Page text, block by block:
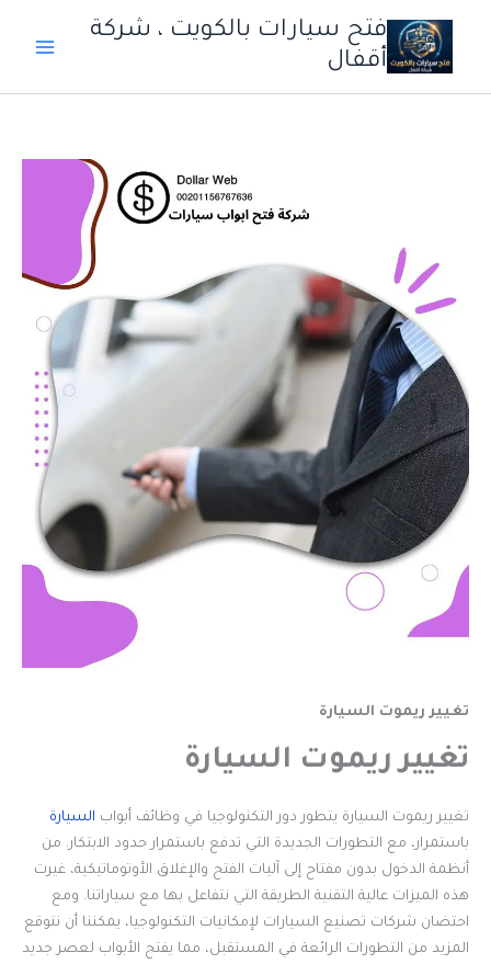
المحتوى
فتح سيارات بالكويت ، شركة
أقفال
تغيير ريموت السيارة
تغيير ريموت السيارة
تغيير ريموت السيارة يتطور دور التكنولوجيا في وظائف أبواب السيارة
باستمرار، مع التطورات الجديدة التي تدفع باستمرار حدود الابتكار. من
أنظمة الدخول بدون مفتاح إلى آليات الفتح والإغلاق الأوتوماتيكية، غيرت
هذه الميزات عالية التقنية الطريقة التي نتفاعل بها مع سياراتنا. ومع
احتضان شركات تصنيع السيارات لإمكانيات التكنولوجيا، يمكننا أن نتوقع
المزيد من التطورات الرائعة في المستقبل، مما يفتح الأبواب لعصر جديد